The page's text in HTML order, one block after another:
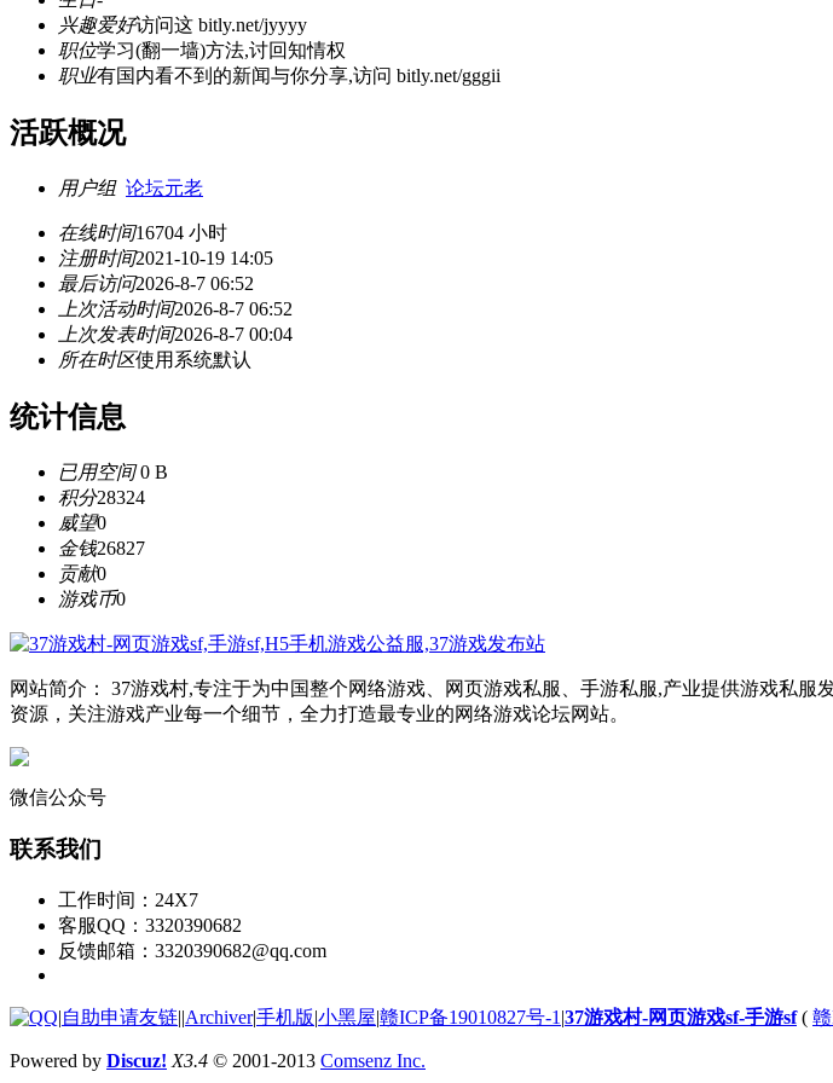
兴趣爱好访问这 bitly.net/jyyyy
职位学习(翻一墙)方法,讨回知情权
职业有国内看不到的新闻与你分享,访问 bitly.net/gggii
活跃概况
用户组 论坛元老
在线时间16704 小时
注册时间2021-10-19 14:05
最后访问2026-8-7 06:52
上次活动时间2026-8-7 06:52
上次发表时间2026-8-7 00:04
所在时区使用系统默认
统计信息
已用空间0 B
积分28324
威望0
金钱26827
贡献0
游戏币0
网站简介： 37游戏村,专注于为中国整个网络游戏、网页游戏私服、手游私服,产业提供游戏私
资源，关注游戏产业每一个细节，全力打造最专业的网络游戏论坛网站。
微信公众号
联系我们
工作时间：24X7
客服QQ：3320390682
反馈邮箱：3320390682@qq.com
|自助申请友链||Archiver|手机版|小黑屋|赣ICP备19010827号-1 |37游戏村-网页游戏sf-手游sf(
Powered by Discuz! X3.4 © 2001-2013 Comsenz Inc.